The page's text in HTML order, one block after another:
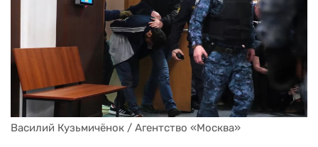
Василий Кузьмичёнок / Агентство «Москва»